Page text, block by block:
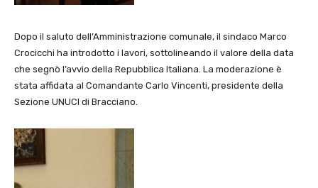
Dopo il saluto dell’Amministrazione comunale, il sindaco Marco
Crocicchi ha introdotto i lavori, sottolineando il valore della data
che segnò l’avvio della Repubblica Italiana. La moderazione è
stata affidata al Comandante Carlo Vincenti, presidente della
Sezione UNUCI di Bracciano.